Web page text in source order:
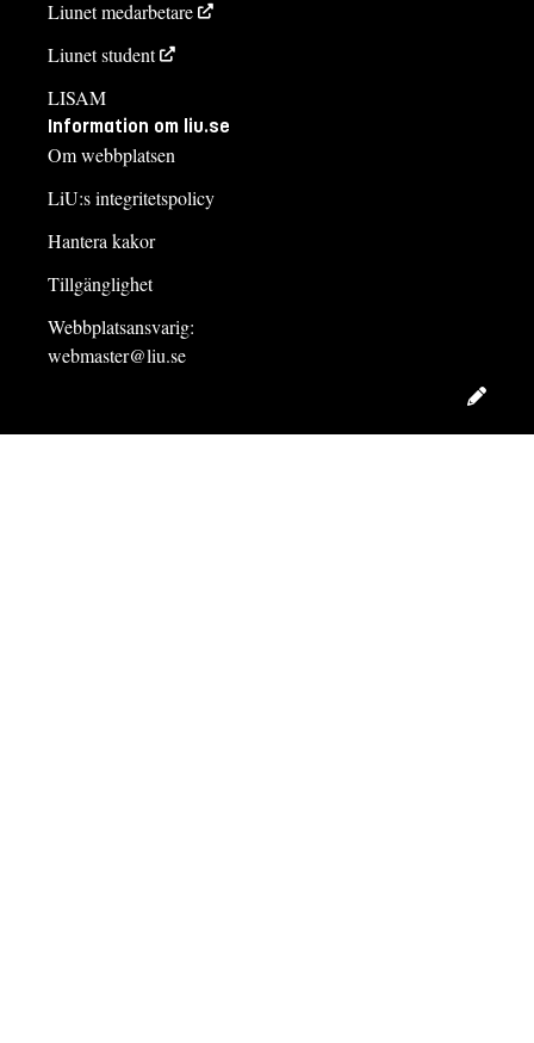
Liunet medarbetare
Liunet student
LISAM
Information om liu.se
Om webbplatsen
LiU:s integritetspolicy
Hantera kakor
Tillgänglighet
Webbplatsansvarig:
webmaster@liu.se